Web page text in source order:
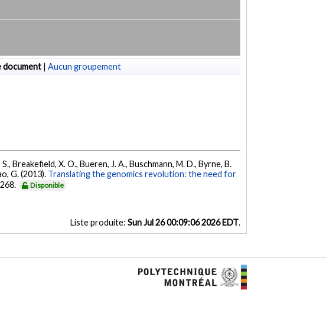
document | Aucun groupement
Breakefield, X. O., Bueren, J. A., Buschmann, M. D., Byrne, B.
G. (2013). Translating the genomics revolution: the need for
Disponible
Liste produite: Sun Jul 26 00:09:06 2026 EDT.